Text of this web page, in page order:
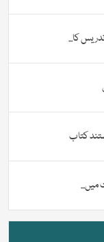
کا...
کتاب
میں...